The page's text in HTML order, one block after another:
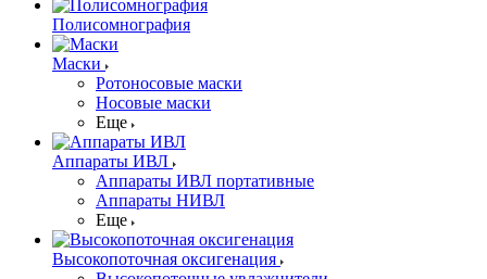
Полисомнография
Маски
Ротоносовые маски
Носовые маски
Еще
Аппараты ИВЛ
Аппараты ИВЛ портативные
Аппараты НИВЛ
Еще
Высокопоточная оксигенация